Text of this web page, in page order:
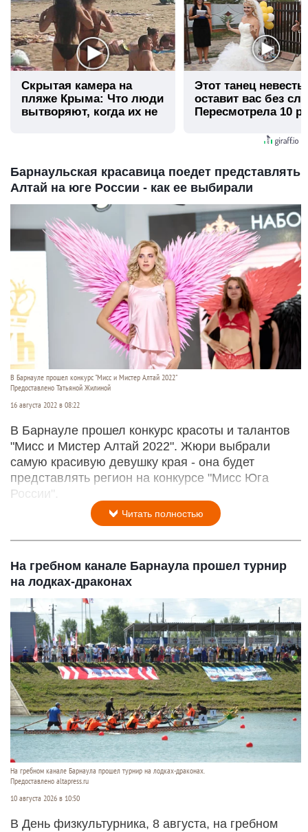
Скрытая камера на
пляже Крыма: Что люди
вытворяют, когда их не
Этот танец невесты
оставит вас без
Пересмотрела 10
Барнаульская красавица поедет представлять
Алтай на юге России - как ее выбирали
В Барнауле прошел конкурс "Мисс и Мистер Алтай 2022"
Предоставлено Татьяной Жилиной
16 августа 2022 в 08:22
В Барнауле прошел конкурс красоты и талантов
"Мисс и Мистер Алтай 2022". Жюри выбрали
самую красивую девушку края - она будет
представлять регион на конкурсе "Мисс Юга
России".
Читать полностью
На гребном канале Барнаула прошел турнир
на лодках-драконах
На гребном канале Барнаула прошел турнир на лодках-драконах.
Предоставлено altapress.ru
10 августа 2026 в 10:50
В День физкультурника, 8 августа, на гребном